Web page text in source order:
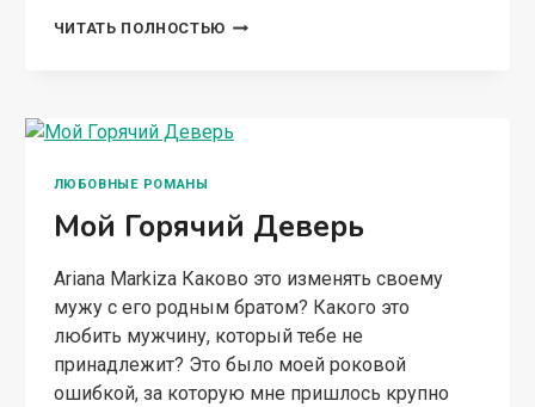
ЧИТАТЬ ПОЛНОСТЬЮ БАНДЫ
ЛЮБОВНЫЕ РОМАНЫ
Мой Горячий Деверь
Ariana Markiza Каково это изменять своему
мужу с его родным братом? Какого это
любить мужчину, который тебе не
принадлежит? Это было моей роковой
ошибкой, за которую мне пришлось крупно